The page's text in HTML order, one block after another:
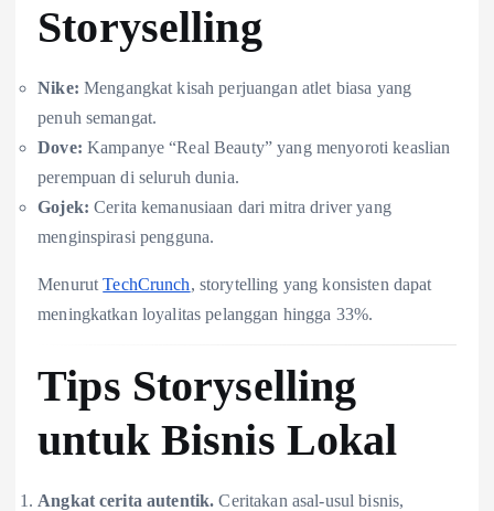
Storyselling
Nike: Mengangkat kisah perjuangan atlet biasa yang
penuh semangat.
Dove: Kampanye “Real Beauty” yang menyoroti keaslian
perempuan di seluruh dunia.
Gojek: Cerita kemanusiaan dari mitra driver yang
menginspirasi pengguna.
MenurutTechCrunch, storytelling yang konsisten dapat
meningkatkan loyalitas pelanggan hingga 33%.
Tips Storyselling
untuk Bisnis Lokal
Angkat cerita autentik. Ceritakan asal-usul bisnis,